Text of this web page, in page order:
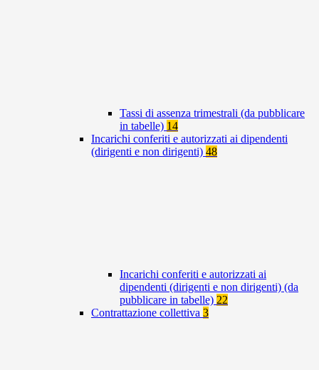
Tassi di assenza trimestrali (da pubblicare
in tabelle) 14
Incarichi conferiti e autorizzati ai dipendenti
(dirigenti e non dirigenti) 48
Incarichi conferiti e autorizzati ai
dipendenti (dirigenti e non dirigenti) (da
pubblicare in tabelle) 22
Contrattazione collettiva 3